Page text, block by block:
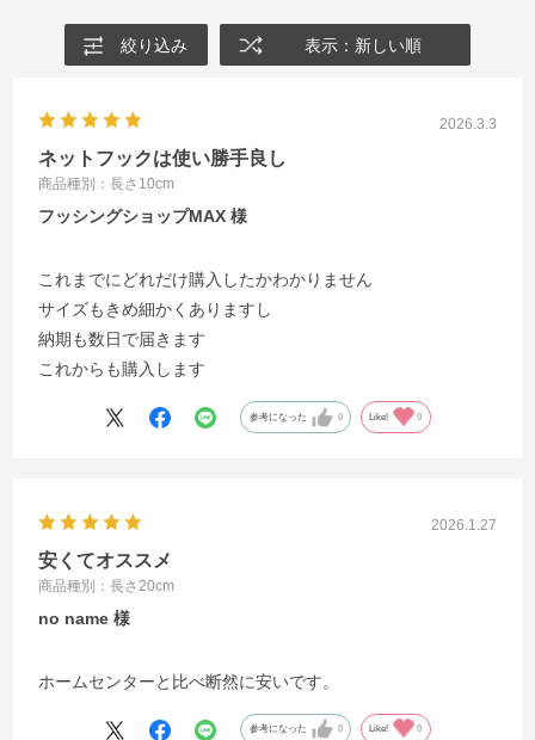
絞り込み 表示：新しい順
2026.3.3
ネットフックは使い勝手良し
商品種別：長さ10cm
フッシングショップMAX
これまでにどれだけ購入したかわかりません
サイズもきめ細かくありますし
納期も数日で届きます
これからも購入します
参考になった 0 Like! 0
2026.1.27
安くてオススメ
商品種別：長さ20cm
no name
ホームセンターと比べ断然に安いです。
参考になった 0 Like! 0